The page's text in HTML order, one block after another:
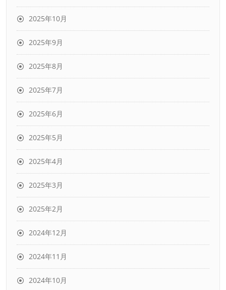
2025年10月
2025年9月
2025年8月
2025年7月
2025年6月
2025年5月
2025年4月
2025年3月
2025年2月
2024年12月
2024年11月
2024年10月